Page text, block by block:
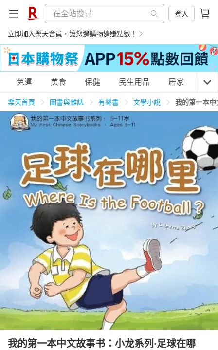
登入
立即加入樂天會員，讓您邊購物邊賺點數！
購物網分類
天天免運 美食蛋糕 民生用品
居家生活 3C家電 運動休閒 親子玩具
女裝 男裝 化妝保養 情趣用品
日本購物 電子/紙本書
HOT
免運 美食 保健 民生用品 居家 3C
樂天首頁 圖書與雜誌 有聲書 文學小說 我的第一本中
我的第一本中文故事书：小龙系列·足球在哪